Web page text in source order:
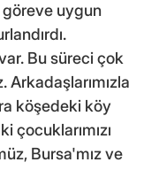
uygun
Bu süreci çok
Arkadaşlarımızla
köşedeki köy
çocuklarımızı
Bursa'mız ve